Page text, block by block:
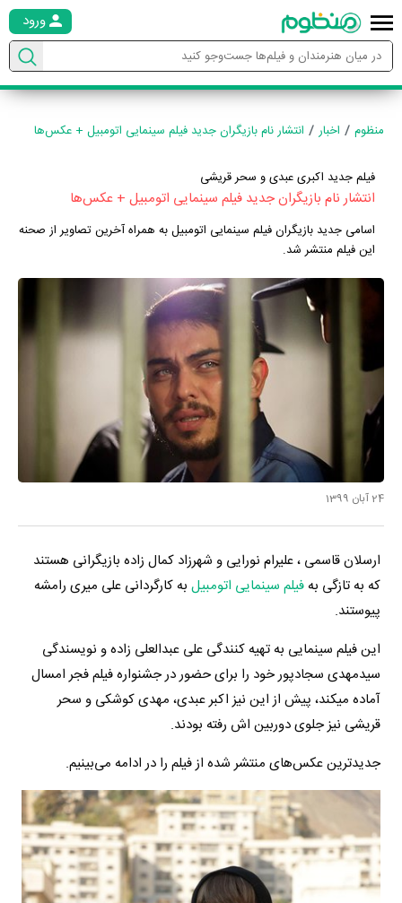
ورود
منظوم اخبار انتشار نام بازیگران جدید فیلم سینمایی اتومبیل + عکس‌ها
فیلم جدید اکبری عبدی و سحر قریشی
انتشار نام بازیگران جدید فیلم سینمایی اتومبیل + عکس‌ها
اسامی جدید بازیگران فیلم سینمایی اتومبیل به همراه آخرین تصاویر از صحنه
این فیلم منتشر شد.
24 آبان 1399
ارسلان قاسمی ، علیرام نورایی و شهرزاد کمال زاده بازیگرانی هستند
که به تازگی بهفیلم سینمایی اتومبیل به کارگردانی علی میری رامشه
پیوستند.
این فیلم‌ سینمایی به تهیه کنندگی علی عبدالعلی زاده و نویسندگی
سیدمهدی سجادپور خود را برای حضور در جشنواره فیلم فجر امسال
آماده میکند، پیش از این نیز اکبر عبدی، مهدی کوشکی و سحر
قریشی نیز جلوی دوربین اش رفته بودند.
جدیدترین عکس‌های منتشر شده از فیلم را در ادامه می‌بینیم.